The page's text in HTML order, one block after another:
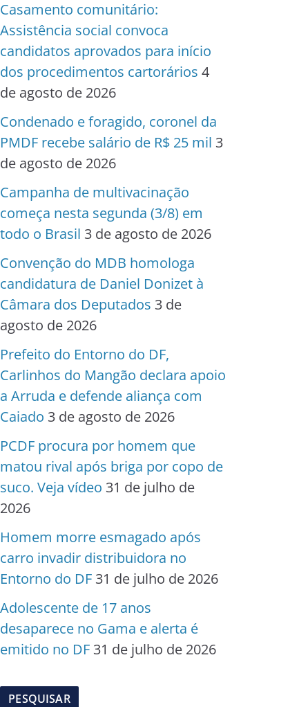
Casamento comunitário:
Assistência social convoca
candidatos aprovados para início
dos procedimentos cartorários 4
de agosto de 2026
Condenado e foragido, coronel da
PMDF recebe salário de R$ 25 mil 3
de agosto de 2026
Campanha de multivacinação
começa nesta segunda (3/8) em
todo o Brasil 3 de agosto de 2026
Convenção do MDB homologa
candidatura de Daniel Donizet à
Câmara dos Deputados 3 de
agosto de 2026
Prefeito do Entorno do DF,
Carlinhos do Mangão declara apoio
a Arruda e defende aliança com
Caiado 3 de agosto de 2026
PCDF procura por homem que
matou rival após briga por copo de
suco. Veja vídeo 31 de julho de
2026
Homem morre esmagado após
carro invadir distribuidora no
Entorno do DF 31 de julho de 2026
Adolescente de 17 anos
desaparece no Gama e alerta é
emitido no DF 31 de julho de 2026
PESQUISAR